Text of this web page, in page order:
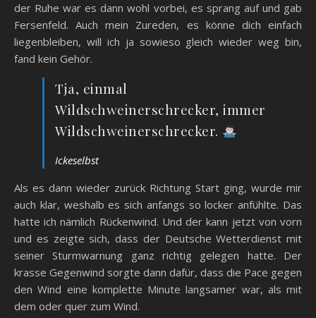
der Ruhe war es dann wohl vorbei, es sprang auf und gab
Fersenfeld. Auch mein Zureden, es könne dich einfach
liegenbleiben, will ich ja sowieso gleich wieder weg bin,
fand kein Gehör.
Tja, einmal
Wildschweinerschrecker, immer
Wildschweinerschrecker.
Ickeselbst
Als es dann wieder zurück Richtung Start ging, wurde mir
auch klar, weshalb es sich anfangs so locker anfühlte. Das
hatte ich nämlich Rückenwind. Und der kann jetzt von vorn
und es zeigte sich, dass der Deutsche Wetterdienst mit
seiner Sturmwarnung ganz richtig gelegen hatte. Der
krasse Gegenwind sorgte dann dafür, dass die Pace gegen
den Wind eine komplette Minute langsamer war, als mit
dem oder quer zum Wind.